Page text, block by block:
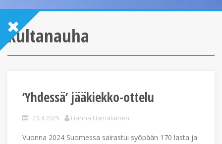
kultanauha
’Yhdessä’ jääkiekko-ottelu
23.4.2025 Hanna Hämäläinen
Vuonna 2024 Suomessa sairastui syöpään 170 lasta ja